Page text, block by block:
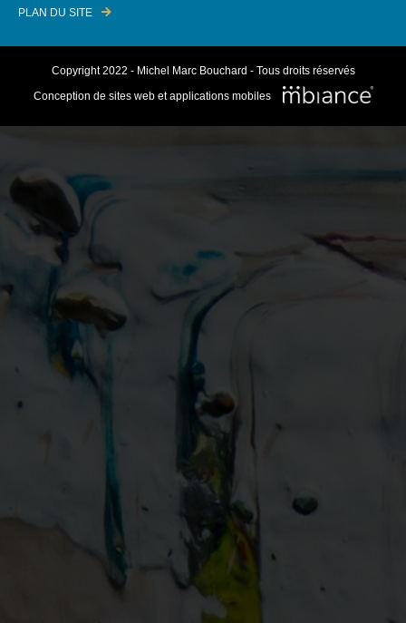
PLAN DU SITE
Copyright 2022 - Michel Marc Bouchard - Tous droits réservés
Conception de sites web et applications mobiles